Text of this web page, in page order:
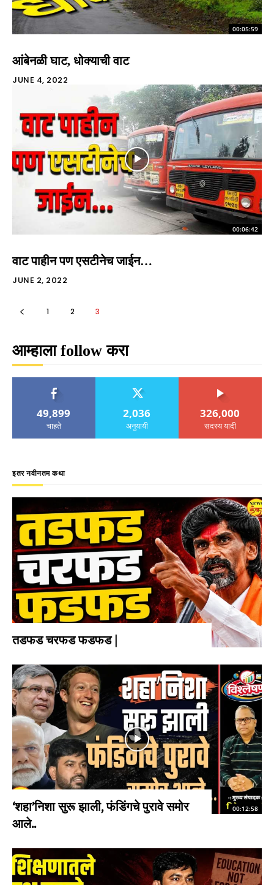
00:05:59
आंबेनळी घाट, धोक्याची वाट
JUNE 4, 2022
00:06:42
वाट पाहीन पण एसटीनेच जाईन…
JUNE 2, 2022
1 2 3
आम्हाला follow करा
49,899
चाहते
2,036
अनुयायी
326,000
सदस्य यादी
इतर नवीनतम कथा
तडफड चरफड फडफड |
00:12:58
‘शहा’निशा सुरू झाली, फंडिंगचे पुरावे समोर
आले..